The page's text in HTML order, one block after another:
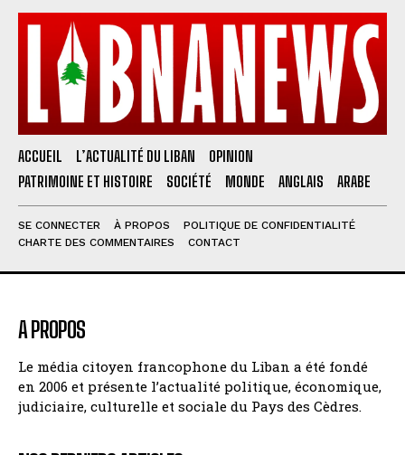
ACCUEIL L’ACTUALITÉ DU LIBAN
OPINION
PATRIMOINE ET HISTOIRE
SOCIÉTÉ MONDE ANGLAIS ARABE
SE CONNECTER À PROPOS
POLITIQUE DE CONFIDENTIALITÉ
CHARTE DES COMMENTAIRES
CONTACT
A PROPOS
Le média citoyen francophone du Liban a été fondé
en 2006 et présente l’actualité politique, économique,
judiciaire, culturelle et sociale du Pays des Cèdres.